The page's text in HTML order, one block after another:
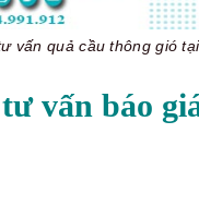
vấn quả cầu thông gió
vấn báo